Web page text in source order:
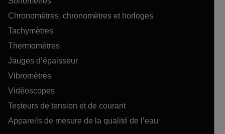
Chronomètres, chronomètres et horloges
Tachymètres
Thermomètres
Jauges d’épaisseur
Vibromètres
Vidéoscopes
Testeurs de tension et de courant
Appareils de mesure de la qualité de l’eau